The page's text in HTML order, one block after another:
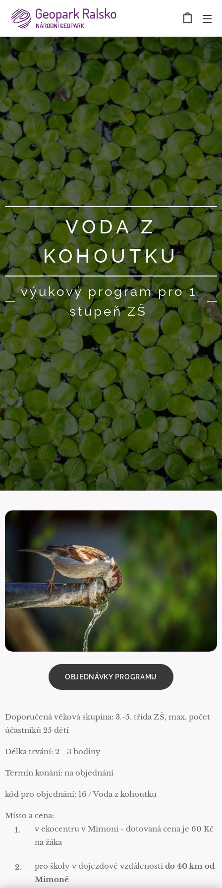
VODA Z
KOHOUTKU
výukový program pro 1.
stupeň ZŠ
OBJEDNÁVKY PROGRAMU
Doporučená věková skupina: 3.-5. třída ZŠ, max. počet
účastníků 25 dětí
Délka trvání: 2 - 3 hodiny
Termín konání: na objednání
kód pro objednání: 16 / Voda z kohoutku
Místo a cena:
v ekocentru v Mimoni - dotovaná cena je 60 Kč
na žáka
pro školy v dojezdové vzdálenosti do 40 km od
Mimoně